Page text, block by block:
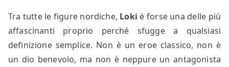
Tra tutte le figure nordiche, Loki è forse una delle più
affascinanti proprio perché sfugge a qualsiasi
definizione semplice. Non è un eroe classico, non è
un dio benevolo, ma non è neppure un antagonista